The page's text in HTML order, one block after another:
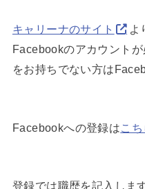
キャリーナのサイト
よ
Facebookのアカウント
をお持ちでない方は
Facebookへの登録はこち
登録では職歴を記入しま